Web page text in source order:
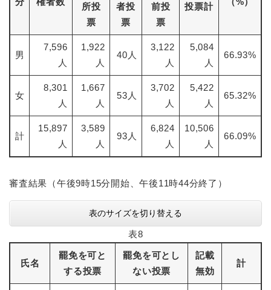
所投
票
者投
票
前投
票
投票計
男
7,596
人
1,922
人
40人
3,122
人
5,084
人
66.93%
女
8,301
人
1,667
人
53人
3,702
人
5,422
人
65.32%
計
15,897
人
3,589
人
93人
6,824
人
10,506
人
66.09%
審査結果（午後9時15分開始、午後11時44分終了）
表のサイズを切り替える
表8
氏名
罷免を可と
する投票
罷免を可とし
ない投票
記載
無効
計